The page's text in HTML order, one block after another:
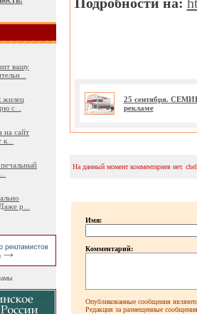
вашу
жилец
с
на сайт
к
р
25 сентября.
рекламе
На данный момент комментариев нет.
Имя:
Комментарий:
Опубликованные сообщения
Редакция за размещенные сообщения